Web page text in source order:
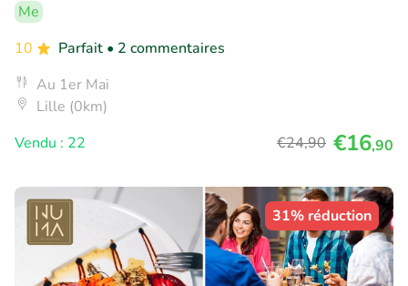
Me
10
Parfait • 2 commentaires
Au 1er Mai
Lille (0km)
Vendu : 22
€24,90 €16,90
31% réduction